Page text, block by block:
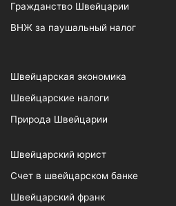
Гражданство Швейцарии
ВНЖ за паушальный налог
Швейцарская экономика
Швейцарские налоги
Природа Швейцарии
Швейцарский юрист
Счет в швейцарском банке
Швейцарский франк